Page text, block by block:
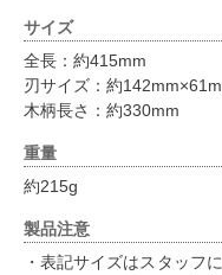
サイズ
全長：約415mm
刃サイズ：約
木柄長さ：約330mm
重量
約215g
製品注意
・表記サイズはスタッフ